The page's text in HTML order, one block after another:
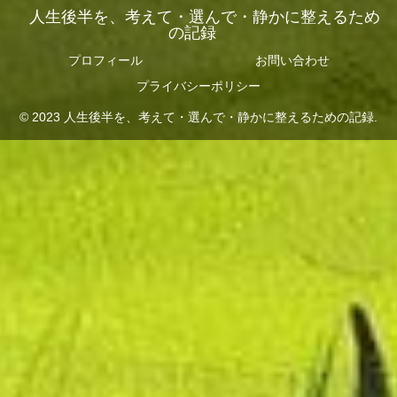
人生後半を、考えて・選んで・静かに整えるため
の記録
プロフィール
お問い合わせ
プライバシーポリシー
© 2023 人生後半を、考えて・選んで・静かに整えるための記録.